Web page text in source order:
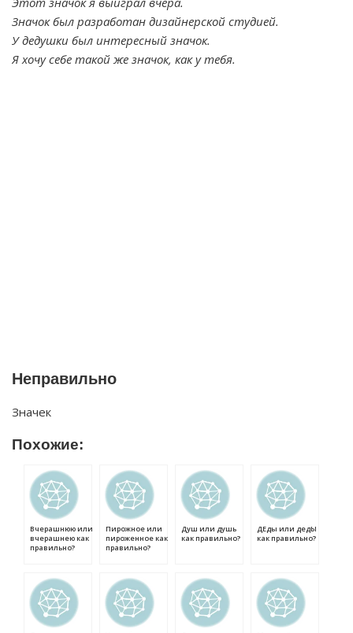
Значок был разработан дизайнерской студией.
У дедушки был интересный значок.
Я хочу себе такой же значок, как у тебя.
Неправильно
Значек
Похожие:
Вчерашнюю или
вчерашнею как
правильно?
Пирожное или
пироженное как
правильно?
Душ или душь
как правильно?
ДЕды или дедЫ
как правильно?